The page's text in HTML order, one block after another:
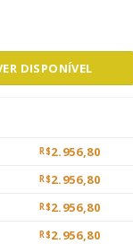
DISPONÍVEL
R$2.956,80
R$2.956,80
R$2.956,80
R$2.956,80